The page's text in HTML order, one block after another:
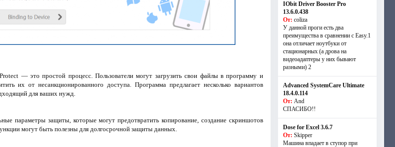
— это простой процесс. Пользователи могут загрузить свои файлы в программу и
их от несанкционированного доступа. Программа предлагает несколько вариантов
для ваших нужд.
параметры защиты, которые могут предотвратить копирование, создание скриншотов
могут быть полезны для долгосрочной защиты данных.
IObit Driver Booster Pro
13.6.0.438
От: coliza
У данной проги есть два
преимущества в сравнении с Easy.1
она отличает ноутбуки от
стационарных (а дрова на
видеоадаптеры у них бывают
разными) 2
Advanced SystemCare Ultimate
18.4.0.114
От: And
СПАСИБО!!
Dose for Excel 3.6.7
От: Skipper
Машина впадает в ступор при